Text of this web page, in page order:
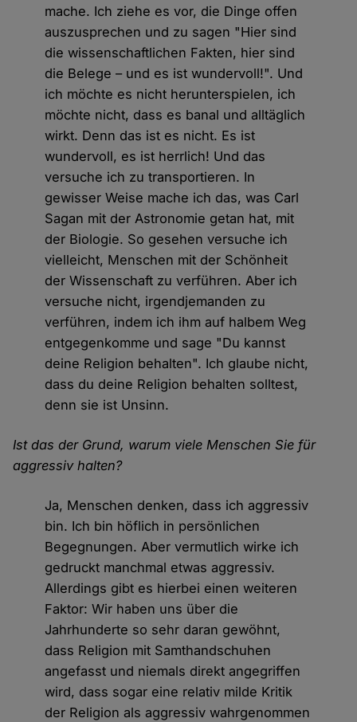
mache. Ich ziehe es vor, die Dinge offen
auszusprechen und zu sagen "Hier sind
die wissenschaftlichen Fakten, hier sind
die Belege – und es ist wundervoll!". Und
ich möchte es nicht herunterspielen, ich
möchte nicht, dass es banal und alltäglich
wirkt. Denn das ist es nicht. Es ist
wundervoll, es ist herrlich! Und das
versuche ich zu transportieren. In
gewisser Weise mache ich das, was Carl
Sagan mit der Astronomie getan hat, mit
der Biologie. So gesehen versuche ich
vielleicht, Menschen mit der Schönheit
der Wissenschaft zu verführen. Aber ich
versuche nicht, irgendjemanden zu
verführen, indem ich ihm auf halbem Weg
entgegenkomme und sage "Du kannst
deine Religion behalten". Ich glaube nicht,
dass du deine Religion behalten solltest,
denn sie ist Unsinn.
Ist das der Grund, warum viele Menschen Sie für
aggressiv halten?
Ja, Menschen denken, dass ich aggressiv
bin. Ich bin höflich in persönlichen
Begegnungen. Aber vermutlich wirke ich
gedruckt manchmal etwas aggressiv.
Allerdings gibt es hierbei einen weiteren
Faktor: Wir haben uns über die
Jahrhunderte so sehr daran gewöhnt,
dass Religion mit Samthandschuhen
angefasst und niemals direkt angegriffen
wird, dass sogar eine relativ milde Kritik
der Religion als aggressiv wahrgenommen